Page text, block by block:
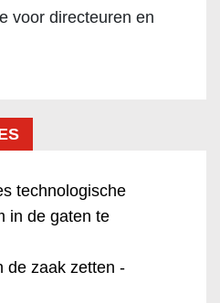
voor directeuren en
technologische
in de gaten te
de zaak zetten -